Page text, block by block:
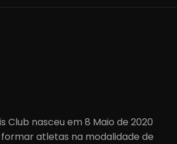
Club nasceu em 8 Maio de 2020
atletas na modalidade de